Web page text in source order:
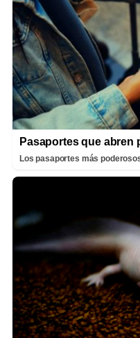
Pasaportes que abren
Los pasaportes más